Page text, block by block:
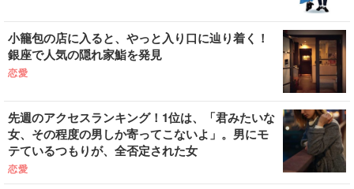
小籠包の店に入ると、やっと入り口に辿り着く！
銀座で人気の隠れ家鮨を発見
恋愛
先週のアクセスランキング！1位は、「君みたいな
女、その程度の男しか寄ってこないよ」。男にモ
テているつもりが、全否定された女
恋愛